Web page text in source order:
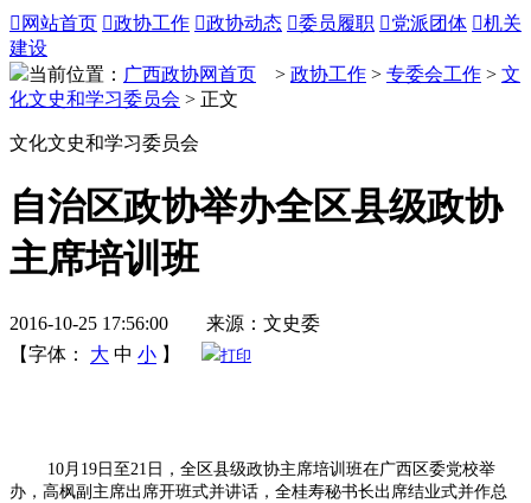
 网站首页 政协工作 政协动态 委员履职 党派团体 机关
建设
当前位置： 广西政协网首页 > 政协工作 > 专委会工作 > 文
化文史和学习委员会 > 正文
文化文史和学习委员会
自治区政协举办全区县级政协
主席培训班
2016-10-25 17:56:00 来源：文史委
【字体：
大 中 小 】 打印
10月19日至21日，全区县级政协主席培训班在广西区委党校举
办，高枫副主席出席开班式并讲话，全桂寿秘书长出席结业式并作总